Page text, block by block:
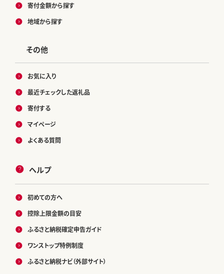
寄付金額から探す
地域から探す
その他
お気に入り
最近チェックした返礼品
寄付する
マイページ
よくある質問
ヘルプ
初めての方へ
控除上限金額の目安
ふるさと納税確定申告ガイド
ワンストップ特例制度
ふるさと納税ナビ（外部サイト）